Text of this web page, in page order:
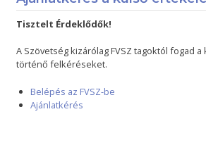
Tisztelt Érdeklődők!
A Szövetség kizárólag FVSZ tagoktól fogad
történő felkéréseket.
Belépés az FVSZ-be
Ajánlatkérés